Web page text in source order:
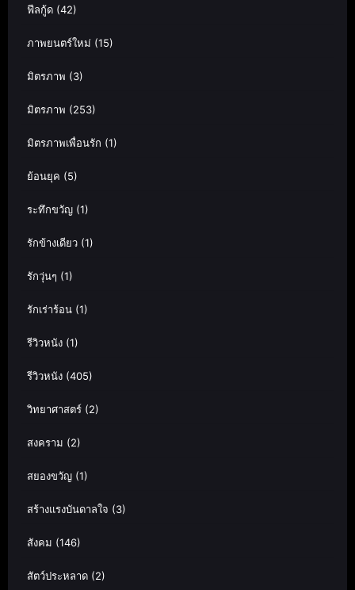
ฟีลกู้ด (42)
ภาพยนตร์ใหม่ (15)
มิตรภาพ (3)
มิตรภาพ (253)
มิตรภาพเพื่อนรัก (1)
ย้อนยุค (5)
ระทึกขวัญ (1)
รักข้างเดียว (1)
รักวุ่นๆ (1)
รักเร่าร้อน (1)
รีวิวหนัง (1)
รีวิวหนัง (405)
วิทยาศาสตร์ (2)
สงคราม (2)
สยองขวัญ (1)
สร้างแรงบันดาลใจ (3)
สังคม (146)
สัตว์ประหลาด (2)